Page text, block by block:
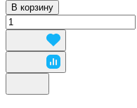
В корзину